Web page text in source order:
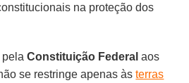
na proteção dos
pelaConstituição Federal aos
se restringe apenas àsterras